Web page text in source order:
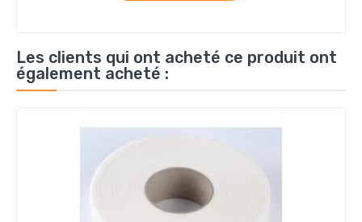
Les clients qui ont acheté ce produit ont
également acheté :